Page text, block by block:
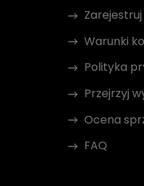
Zarejestruj
Warunki
Polityka
Przejrzyj
Ocena
FAQ